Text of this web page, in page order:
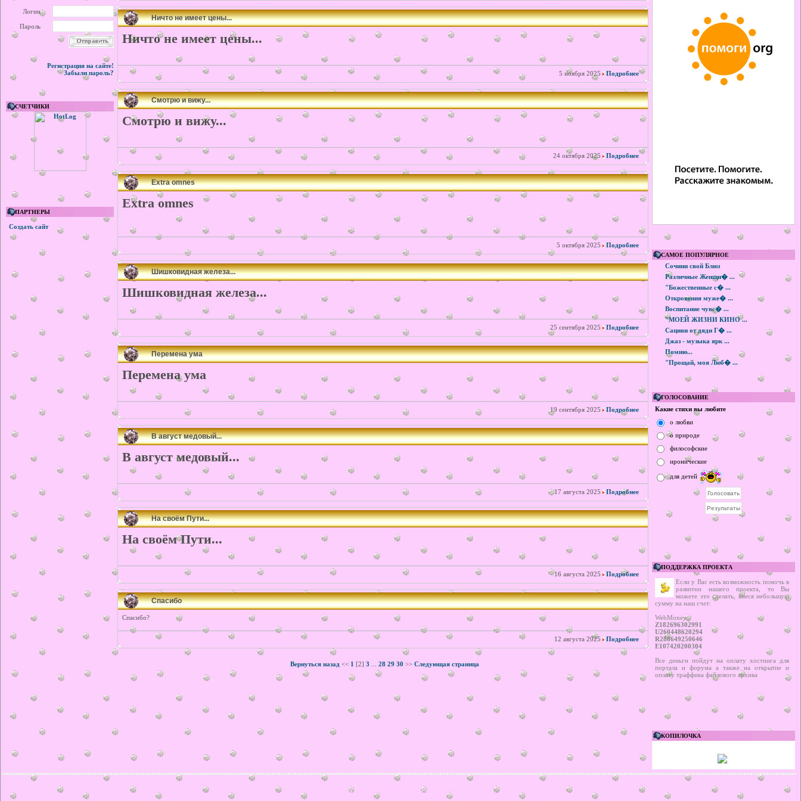
Логин
Пароль
Регистрация на сайте!
Забыли пароль?
СЧЕТЧИКИ
ПАРТНЕРЫ
Создать сайт
Ничто не имеет цены...
Ничто не имеет цены...
5 ноября 2025 Подробнее
Смотрю и вижу...
Смотрю и вижу...
24 октября 2025 Подробнее
Extra omnes
Extra omnes
5 октября 2025 Подробнее
Шишковидная железа...
Шишковидная железа...
25 сентября 2025 Подробнее
Перемена ума
Перемена ума
19 сентября 2025 Подробнее
В август медовый...
В август медовый...
17 августа 2025 Подробнее
На своём Пути...
На своём Пути...
16 августа 2025 Подробнее
Спасибо
Спасибо?
12 августа 2025 Подробнее
Вернуться назад<< 1 [2] 3 28 29 30 >> Следующая страница
САМОЕ ПОПУЛЯРНОЕ
Сочини свой Блюз
Различные Женщи� ...
"Божественные с� ...
Откровения муже� ...
Воспитание чувс� ...
"МОЕЙ ЖИЗНИ КИНО ...
Сациви от дяди Г� ...
Джаз - музыка ярк ...
Помню...
"Прощай, моя Люб� ...
ГОЛОСОВАНИЕ
Какие стихи вы любите
о любви
о природе
философские
иронические
для детей
ПОДДЕРЖКА ПРОЕКТА
Если у Вас есть возможность помочь в
развитии нашего проекта, то Вы
можете это сделать, внеся небольшую
сумму на наш счет:
WebMoney:
Z182696302991
U260448620294
R288649250646
E107420200304
Все деньги пойдут на оплату хостинга для
портала и форума а также на открытие и
оплату траффика файлового архива
КОПИЛОЧКА
© ilonka.ru 2006 | design by V